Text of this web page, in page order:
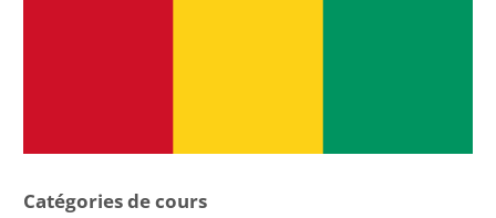
Catégories de cours